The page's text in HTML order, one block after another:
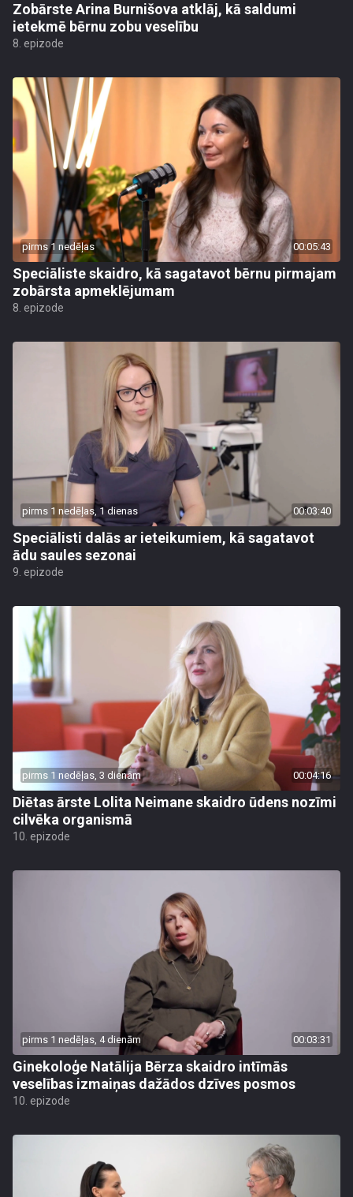
Zobārste Arina Burnišova atklāj, kā saldumi
ietekmē bērnu zobu veselību
8. epizode
pirms 1 nedēļas 00:05:43
Speciāliste skaidro, kā sagatavot bērnu pirmajam
zobārsta apmeklējumam
8. epizode
pirms 1 nedēļas, 1 dienas 00:03:40
Speciālisti dalās ar ieteikumiem, kā sagatavot
ādu saules sezonai
9. epizode
pirms 1 nedēļas, 3 dienām 00:04:16
Diētas ārste Lolita Neimane skaidro ūdens nozīmi
cilvēka organismā
10. epizode
pirms 1 nedēļas, 4 dienām 00:03:31
Ginekoloģe Natālija Bērza skaidro intīmās
veselības izmaiņas dažādos dzīves posmos
10. epizode